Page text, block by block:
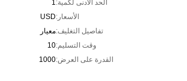
الحد الأدنى لكمية:1
الأسعار:USD
تفاصيل التغليف:معيار
وقت التسليم:10
القدرة على العرض:1000